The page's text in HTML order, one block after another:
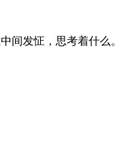
间发怔，思考着什么。